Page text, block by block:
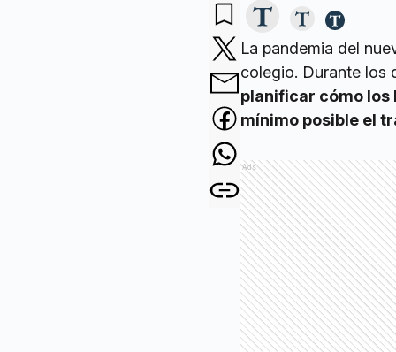
La pandemia del
colegio. Durante los
planificar cómo los
mínimo posible el
Ads